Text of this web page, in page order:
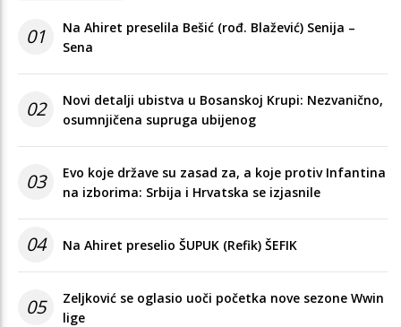
01
Na Ahiret preselila Bešić (rođ. Blažević) Senija –
Sena
02
Novi detalji ubistva u Bosanskoj Krupi: Nezvanično,
osumnjičena supruga ubijenog
03
Evo koje države su zasad za, a koje protiv Infantina
na izborima: Srbija i Hrvatska se izjasnile
04 Na Ahiret preselio ŠUPUK (Refik) ŠEFIK
05
Zeljković se oglasio uoči početka nove sezone Wwin
lige